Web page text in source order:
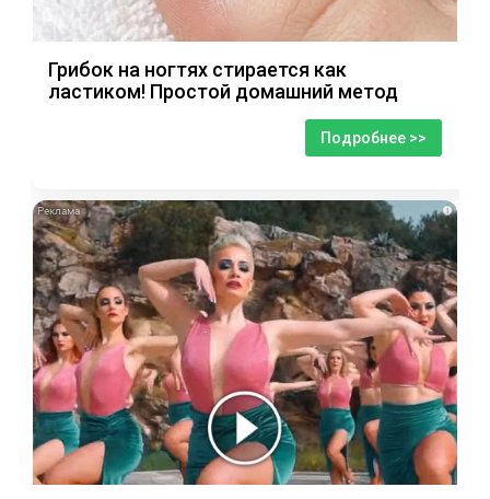
Грибок на ногтях стирается как
ластиком! Простой домашний метод
Подробнее >>
i